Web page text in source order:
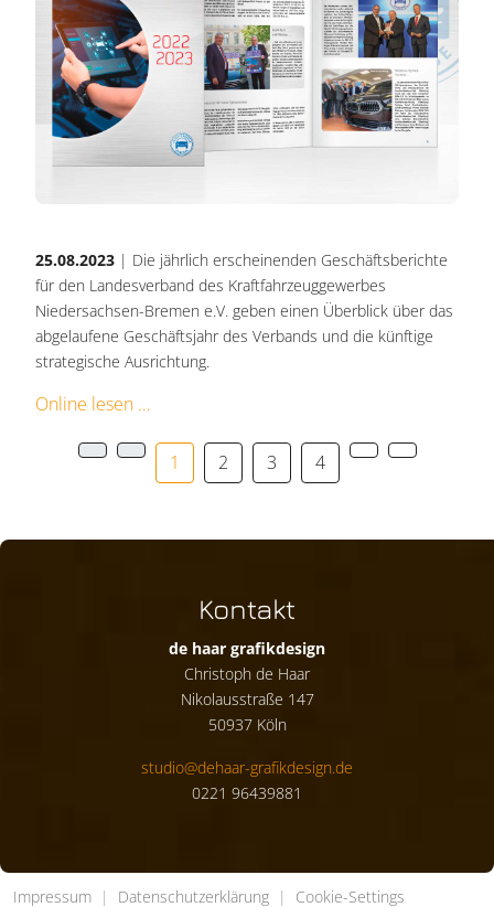
25.08.2023 | Die jährlich erscheinenden Geschäftsberichte
für den Landesverband des Kraftfahrzeuggewerbes
Niedersachsen-Bremen e.V. geben einen Überblick über das
abgelaufene Geschäftsjahr des Verbands und die künftige
strategische Ausrichtung.
Online lesen
1 2 3 4
Kontakt
de haar grafikdesign
Christoph de Haar
Nikolausstraße 147
50937 Köln
studio@dehaar-grafikdesign.de
0221 96439881
Impressum | Datenschutzerklärung | Cookie-Settings